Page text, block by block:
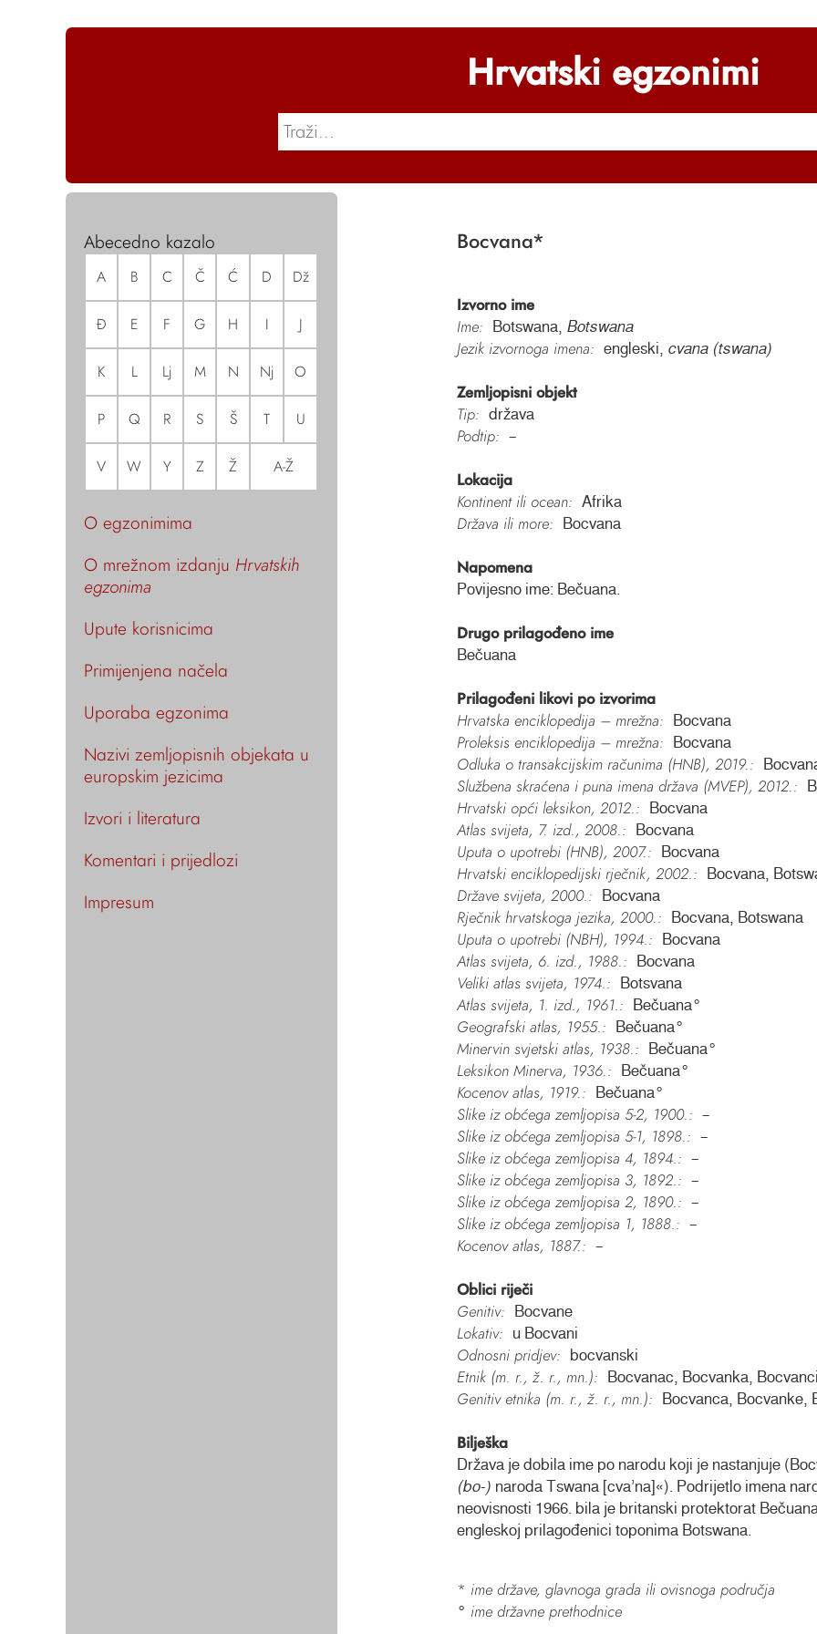
Hrvatski egzonimi
Abecedno kazalo
A B C Č Ć D Dž
Đ E F G H I J
K L Lj M N Nj O
P Q R S Š T U
V W Y Z Ž A-Ž
O egzonimima
O mrežnom izdanju Hrvatskih
egzonima
Upute korisnicima
Primijenjena načela
Uporaba egzonima
Nazivi zemljopisnih objekata u
europskim jezicima
Izvori i literatura
Komentari i prijedlozi
Impresum
Bocvana*
Izvorno ime
Ime:
Botswana, Botswana
Jezik izvornoga imena: engleski, cvana (tswana)
Zemljopisni objekt
Tip:
država
Podtip: –
Lokacija
Kontinent ili ocean:
Afrika
Država ili more: Bocvana
Napomena
Povijesno ime: Bečuana.
Drugo prilagođeno ime
Bečuana
Prilagođeni likovi po izvorima
Hrvatska enciklopedija – mrežna:
Bocvana
Proleksis enciklopedija – mrežna: Bocvana
Odluka o transakcijskim računima (HNB), 2019.:
Službena skraćena i puna imena država (MVEP), 2012.:
Hrvatski opći leksikon, 2012.: Bocvana
Atlas svijeta, 7. izd., 2008.: Bocvana
Uputa o upotrebi (HNB), 2007.: Bocvana
Hrvatski enciklopedijski rječnik, 2002.: Bocvana,
Države svijeta, 2000.: Bocvana
Rječnik hrvatskoga jezika, 2000.: Bocvana, Botswana
Uputa o upotrebi (NBH), 1994.: Bocvana
Atlas svijeta, 6. izd., 1988.: Bocvana
Veliki atlas svijeta, 1974.: Botsvana
Atlas svijeta, 1. izd., 1961.: Bečuana°
Geografski atlas, 1955.: Bečuana°
Minervin svjetski atlas, 1938.: Bečuana°
Leksikon Minerva, 1936.: Bečuana°
Kocenov atlas, 1919.: Bečuana°
Slike iz obćega zemljopisa 5-2, 1900.: –
Slike iz obćega zemljopisa 5-1, 1898.: –
Slike iz obćega zemljopisa 4, 1894.: –
Slike iz obćega zemljopisa 3, 1892.: –
Slike iz obćega zemljopisa 2, 1890.: –
Slike iz obćega zemljopisa 1, 1888.: –
Kocenov atlas, 1887.: –
Oblici riječi
Genitiv:
Bocvane
Lokativ: u Bocvani
Odnosni pridjev: bocvanski
Etnik (m. r., ž. r., mn.): Bocvanac, Bocvanka,
Genitiv etnika (m. r., ž. r., mn.): Bocvanca, Bocvanke,
Bilješka
Država je dobila ime po narodu koji je nastanjuje
(bo-) naroda Tswana [cva’na]«). Podrijetlo imena
neovisnosti 1966. bila je britanski protektorat
engleskoj prilagođenici toponima Botswana.
* ime države, glavnoga grada ili ovisnoga područja
° ime državne prethodnice